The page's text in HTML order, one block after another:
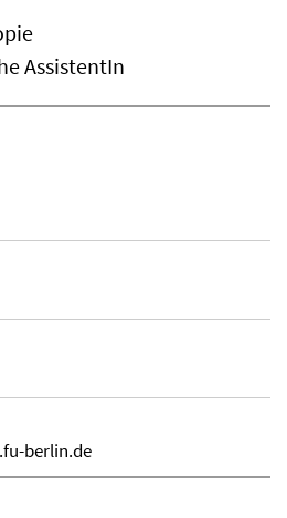
AssistentIn
berlin.de